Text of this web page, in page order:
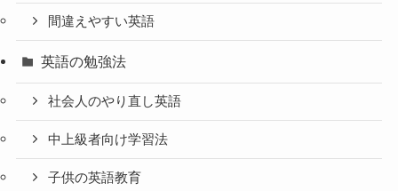
間違えやすい英語
英語の勉強法
社会人のやり直し英語
中上級者向け学習法
子供の英語教育